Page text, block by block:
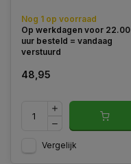
Nog 1 op voorraad
Op werkdagen voor 22.00
uur besteld = vandaag
verstuurd
48,95
Vergelijk